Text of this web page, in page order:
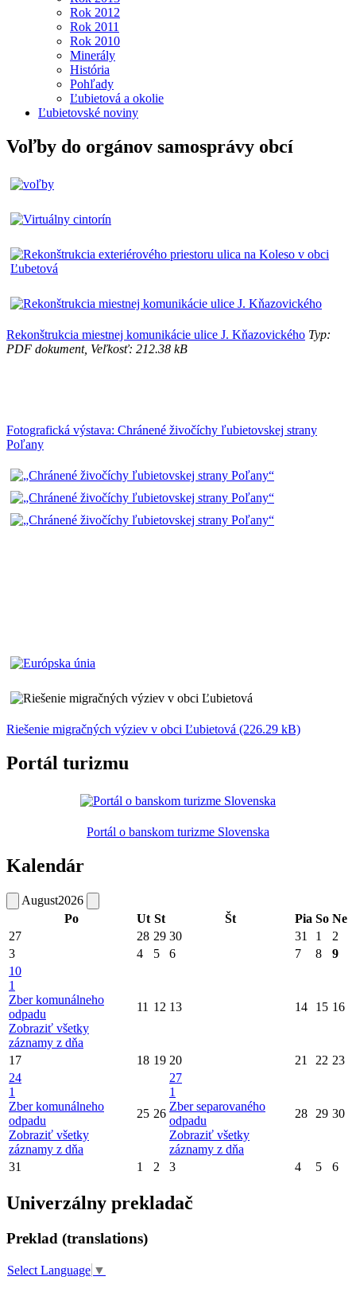
Rok 2012
Rok 2011
Rok 2010
Minerály
História
Pohľady
Ľubietová a okolie
Ľubietovské noviny
Voľby do orgánov samosprávy obcí
Rekonštrukcia miestnej komunikácie ulice J. Kňazovického Typ:
PDF dokument, Veľkosť: 212.38 kB
Fotografická výstava: Chránené živočíchy ľubietovskej strany
Poľany
Riešenie migračných výziev v obci Ľubietová (226.29 kB)
Portál turizmu
Portál o banskom turizme Slovenska
Kalendár
August2026
Po
Ut St Št Pia So Ne
27
28 29 30 31 1
2
3
4 5 6 7 8
9
10
1
Zber komunálneho
odpadu
Zobraziť všetky
záznamy z dňa
11 12 13 14 15 16
17 18 19 20 21 22 23
24
1
Zber komunálneho
odpadu
Zobraziť všetky
záznamy z dňa
25 26
27
1
Zber separovaného
odpadu
Zobraziť všetky
záznamy z dňa
28 29 30
31 1 2 3 4 5 6
Univerzálny prekladač
Preklad (translations)
Select Language ▼